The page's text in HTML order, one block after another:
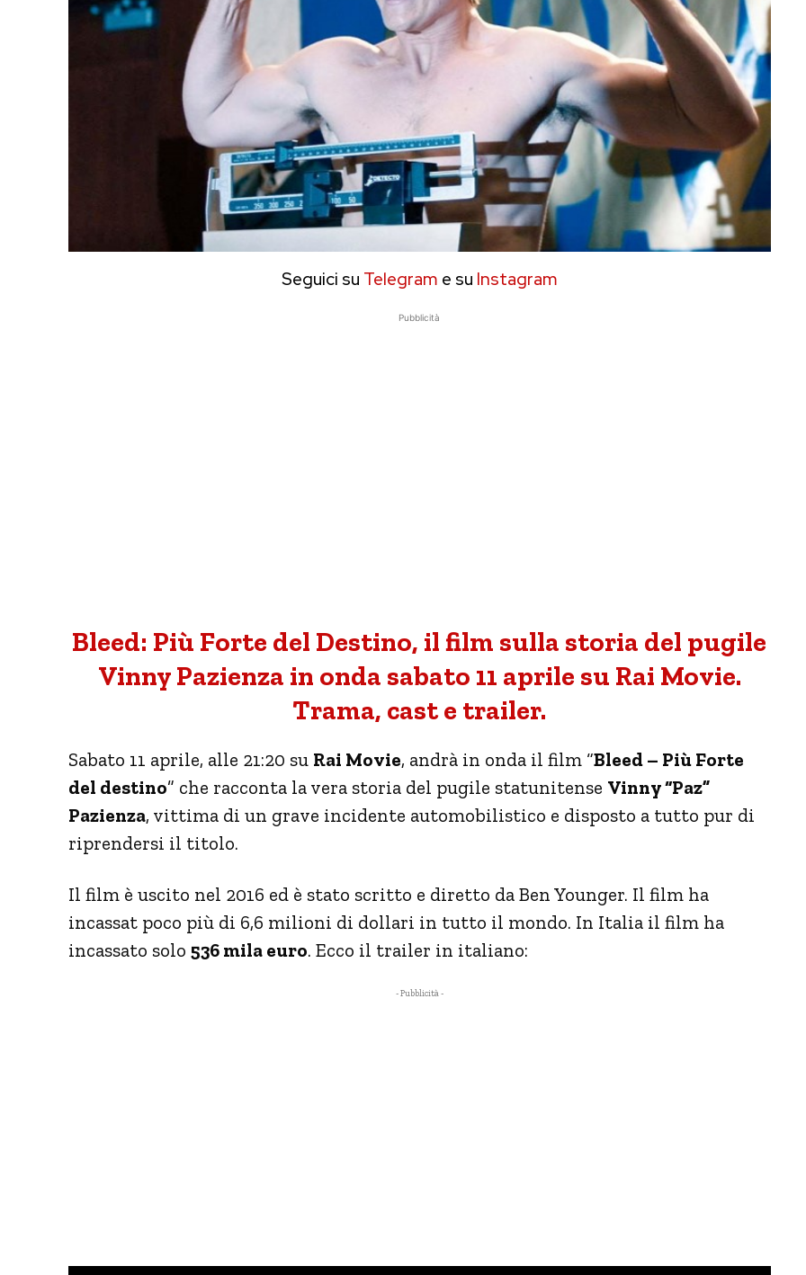
Seguici su Telegram e su Instagram
Pubblicità
Bleed: Più Forte del Destino, il film sulla storia del pugile
Vinny Pazienza in onda sabato 11 aprile su Rai Movie.
Trama, cast e trailer.
Sabato 11 aprile, alle 21:20 su Rai Movie, andrà in onda il film “Bleed – Più Forte
del destino” che racconta la vera storia del pugile statunitense Vinny “Paz”
Pazienza, vittima di un grave incidente automobilistico e disposto a tutto pur di
riprendersi il titolo.
Il film è uscito nel 2016 ed è stato scritto e diretto da Ben Younger. Il film ha
incassat poco più di 6,6 milioni di dollari in tutto il mondo. In Italia il film ha
incassato solo 536 mila euro. Ecco il trailer in italiano:
- Pubblicità -